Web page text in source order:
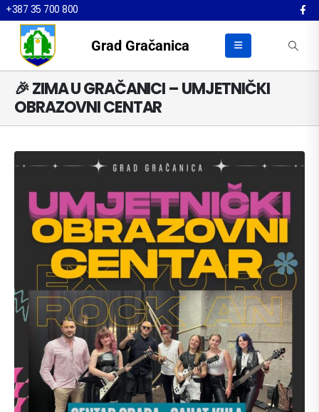
+387 35 700 800
Grad Gračanica
🎉 ZIMA U GRAČANICI – UMJETNIČKI
OBRAZOVNI CENTAR